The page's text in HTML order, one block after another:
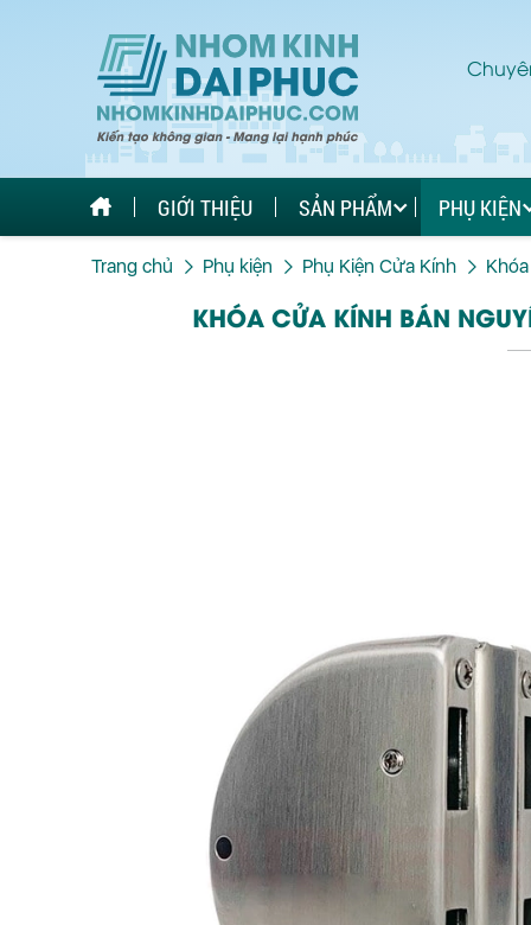
GIỚI THIỆU SẢN PHẨM PHỤ KIỆN
Trang chủ Phụ kiện Phụ Kiện Cửa Kính
KHÓA CỬA KÍNH BÁN